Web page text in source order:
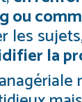
ou
les
la